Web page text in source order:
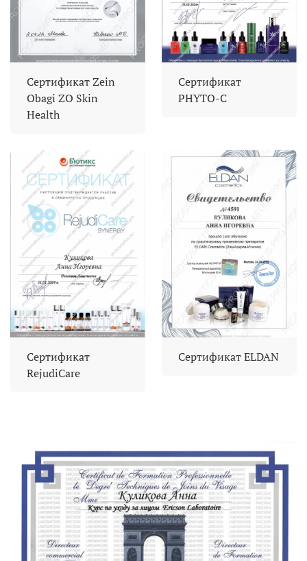
Сертификат Zein
Obagi ZO Skin
Health
Сертификат
PHYTO-C
Сертификат
RejudiCare
Сертификат ELDAN